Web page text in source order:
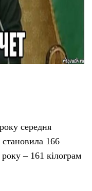
середня
становила 166
– 161 кілограм